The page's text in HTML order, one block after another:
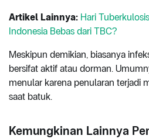
Artikel Lainnya: Hari
Indonesia Bebas dari TBC?
Meskipun demikian, biasanya
bersifat aktif atau dorman.
menular karena penularan terjadi
saat batuk.
Kemungkinan Lainnya